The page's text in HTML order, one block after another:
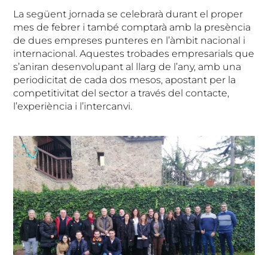
La següent jornada se celebrarà durant el proper
mes de febrer i també comptarà amb la presència
de dues empreses punteres en l’àmbit nacional i
internacional. Aquestes trobades empresarials que
s’aniran desenvolupant al llarg de l’any, amb una
periodicitat de cada dos mesos, apostant per la
competitivitat del sector a través del contacte,
l’experiència i l’intercanvi.